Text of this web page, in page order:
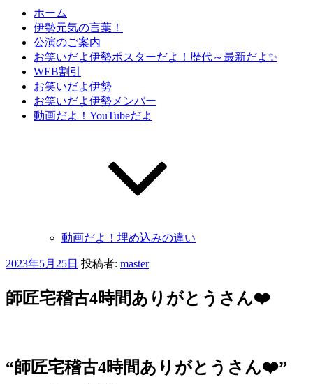
ホーム
伊勢元気の言葉！
公演のご案内
お笑いだよ伊勢ポスターだよ！歴代～最新だよ✨
WEB割引
お笑いだよ伊勢
お笑いだよ伊勢メンバー
動画だよ！YouTubeだよ
動画だよ！埋め込みの違い
投
日:
2023年5月25日 投稿者: master
師匠宅稽古4時間ありがとうさん❤️
“師匠宅稽古4時間ありがとうさん❤️”